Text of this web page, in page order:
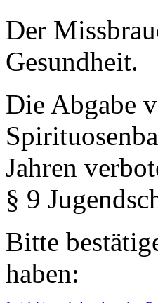
Der
Gesundheit.
Die Abgabe
Jahren
§ 9
Bitte
haben: